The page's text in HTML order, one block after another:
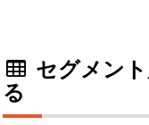
セグメン
る